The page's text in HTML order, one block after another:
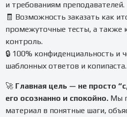
и требованиям преподавателей.
🧾 Возможность заказать как
промежуточные тесты, а также
контроль.
🔒 100% конфиденциальность и
шаблонных ответов и копипаста.
🚀 Главная цель — не просто
его осознанно и спокойно. Мы
материал в понятные шаги,